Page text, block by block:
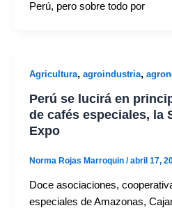
Perú, pero sobre todo por
Agricultura, agroindustria,
Perú se lucirá en
de cafés especiales, la
Expo
Norma Rojas Marroquin /abril 17,
Doce asociaciones,
especiales de Amazonas,